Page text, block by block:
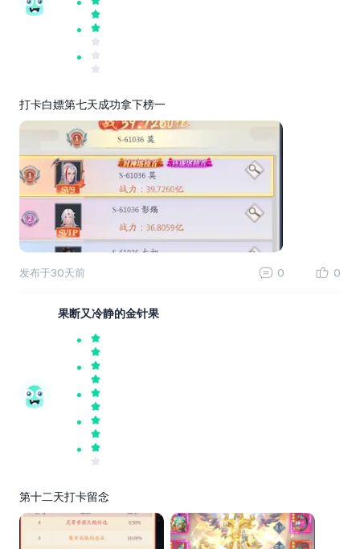
打卡白嫖第七天成功拿下榜一
发布于30天前 0 0
果断又冷静的金针果
第十二天打卡留念